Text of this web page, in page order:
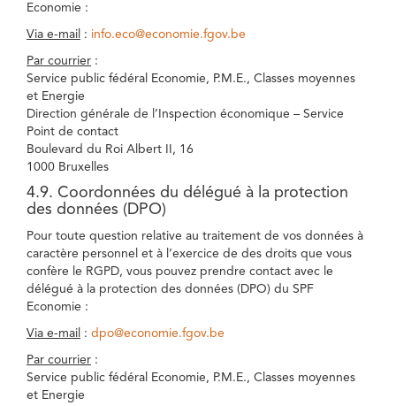
Economie :
Via e-mail : info.eco@economie.fgov.be
Par courrier :
Service public fédéral Economie, P.M.E., Classes moyennes
et Energie
Direction générale de l’Inspection économique – Service
Point de contact
Boulevard du Roi Albert II, 16
1000 Bruxelles
4.9. Coordonnées du délégué à la protection
des données (DPO)
Pour toute question relative au traitement de vos données à
caractère personnel et à l’exercice de des droits que vous
confère le RGPD, vous pouvez prendre contact avec le
délégué à la protection des données (DPO) du SPF
Economie :
Via e-mail : dpo@economie.fgov.be
Par courrier :
Service public fédéral Economie, P.M.E., Classes moyennes
et Energie